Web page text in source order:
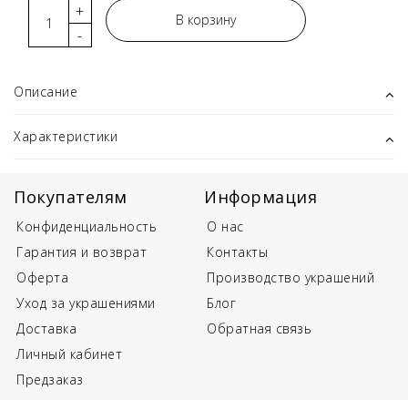
-
+ В корзину
Описание
Характеристики
Покупателям
Конфиденциальность
Гарантия и возврат
Оферта
Уход за украшениями
Доставка
Личный кабинет
Предзаказ
Информация
О нас
Контакты
Производство украшений
Блог
Обратная связь